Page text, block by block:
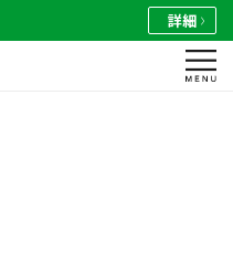
詳細